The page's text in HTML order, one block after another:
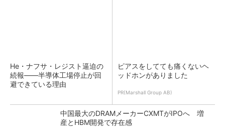
He・ナフサ・レジスト逼迫の
続報――半導体工場停止が回
避できている理由
ピアスをしてても痛くないヘ
ッドホンがありました
PR(Marshall Group AB)
中国最大のDRAMメーカーCXMTがIPOへ 増
産とHBM開発で存在感